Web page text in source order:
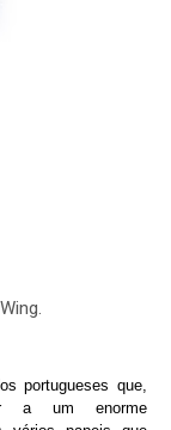
portugueses que,
a um enorme